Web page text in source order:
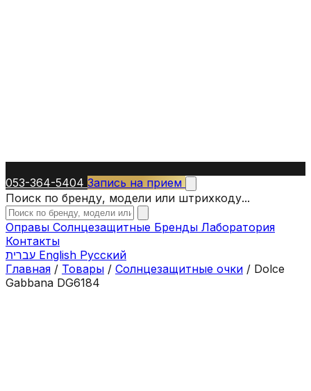
053-364-5404 Запись на прием
Поиск по бренду, модели или штрихкоду...
Оправы Солнцезащитные Бренды Лаборатория
Контакты
English Русский
Главная / Товары / Солнцезащитные очки / Dolce
Gabbana DG6184